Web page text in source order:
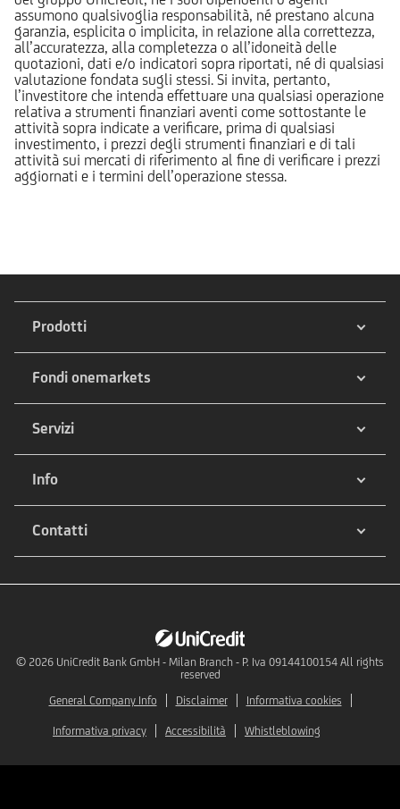
assumono qualsivoglia responsabilità, né prestano alcuna
garanzia, esplicita o implicita, in relazione alla correttezza,
all’accuratezza, alla completezza o all’idoneità delle
quotazioni, dati e/o indicatori sopra riportati, né di qualsiasi
valutazione fondata sugli stessi. Si invita, pertanto,
l’investitore che intenda effettuare una qualsiasi operazione
relativa a strumenti finanziari aventi come sottostante le
attività sopra indicate a verificare, prima di qualsiasi
investimento, i prezzi degli strumenti finanziari e di tali
attività sui mercati di riferimento al fine di verificare i prezzi
aggiornati e i termini dell’operazione stessa.
Prodotti
Fondi onemarkets
Servizi
Info
Contatti
© 2026 UniCredit Bank GmbH - Milan Branch - P. Iva 09144100154 All rights
reserved
General Company Info
Disclaimer Informativa cookies
Informativa privacy Accessibilità Whistleblowing